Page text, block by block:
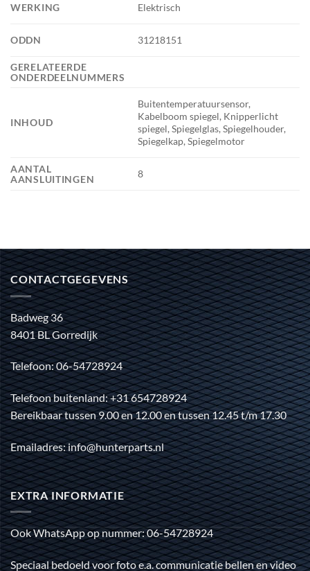
WERKING Elektrisch
ODDN 31218151
GERELATEERDE
ONDERDEELNUMMERS
INHOUD
Buitentemperatuursensor,
Kabelboom spiegel, Knipperlicht
spiegel, Spiegelglas, Spiegelhouder,
Spiegelkap, Spiegelmotor
AANTAL
AANSLUITINGEN
8
CONTACTGEGEVENS
Badweg 36
8401 BL Gorredijk
Telefoon: 06-54728924
Telefoon buitenland: +31 654728924
Bereikbaar tussen 9.00 en 12.00 en tussen 12.45 t/m 17.30
Emailadres: info@hunterparts.nl
EXTRA INFORMATIE
Ook WhatsApp op nummer: 06-54728924
Speciaal bedoeld voor foto e.a. communicatie bellen en video